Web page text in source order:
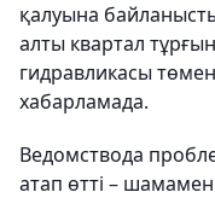
қалуына
алты квартал
гидравликасы
хабарламада.
Ведомствода
атап өтті –